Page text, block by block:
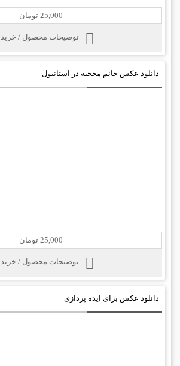
25,000 تومان
توضیحات محصول / خرید
دانلود عکس خانم محجبه در استانبول
25,000 تومان
توضیحات محصول / خرید
دانلود عکس برای ایده پردازی